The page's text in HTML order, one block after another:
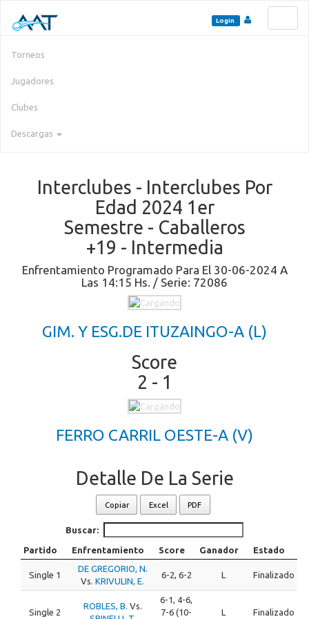
Torneos
Jugadores
Clubes
Descargas
Login
Interclubes - Interclubes Por
Edad 2024 1er
Semestre - Caballeros
+19 - Intermedia
Enfrentamiento Programado Para El 30-06-2024 A
Las 14:15 Hs. / Serie: 72086
GIM. Y ESG.DE ITUZAINGO-A (L)
Score
2 - 1
FERRO CARRIL OESTE-A (V)
Detalle De La Serie
Copiar Excel PDF
Buscar:
Partido Enfrentamiento Score Ganador Estado
Single 1
DE GREGORIO, N.
Vs. KRIVULIN, E.
6-2, 6-2 L Finalizado
Single 2
ROBLES, B. Vs.
6-1, 4-6,
7-6 (10-
L Finalizado